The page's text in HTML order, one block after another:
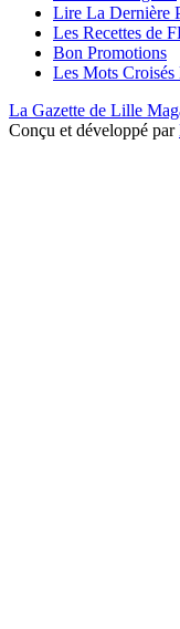
Lire La Dernière
Les Recettes de
Bon Promotions
Les Mots
La Gazette de Lille
Conçu et développé par